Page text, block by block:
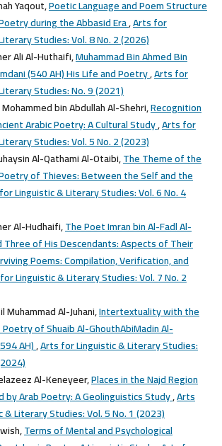
Yaqout,Poetic Language and Poem Structure
during the Abbasid Era,Arts for
Studies: Vol. 8 No. 2 (2026)
Ali Al-Huthaifi,Muhammad Bin Ahmed Bin
(540 AH) His Life and Poetry,Arts for
Studies: No. 9 (2021)
bin Abdullah Al-Shehri,Recognition
Arabic Poetry: A Cultural Study,Arts for
Studies: Vol. 5 No. 2 (2023)
Al-Qathami Al-Otaibi,The Theme of the
of Thieves: Between the Self and the
Linguistic & Literary Studies: Vol. 6 No. 4
Al-Hudhaifi,The Poet Imran bin Al-Fadl Al-
Three of His Descendants: Aspects of Their
Poems: Compilation, Verification, and
Linguistic & Literary Studies: Vol. 7 No. 2
Muhammad Al-Juhani,Intertextuality with the
Poetry of Shuaib Al-GhouthAbiMadin Al-
AH),Arts for Linguistic & Literary Studies:
Al-Keneyeer,Places in the Najd Region
by Arab Poetry: A Geolinguistics Study,Arts
Literary Studies: Vol. 5 No. 1 (2023)
Terms of Mental and Psychological